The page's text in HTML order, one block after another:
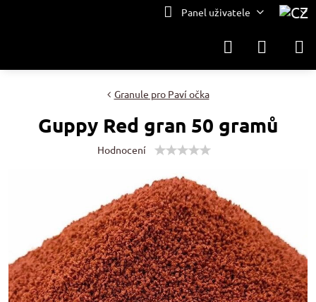
Panel uživatele
Granule pro Paví očka
Guppy Red gran 50 gramů
Hodnocení